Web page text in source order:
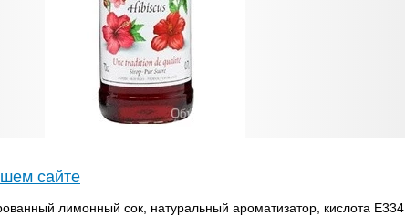
сайте
лимонный сок, натуральный ароматизатор, кислота E334,